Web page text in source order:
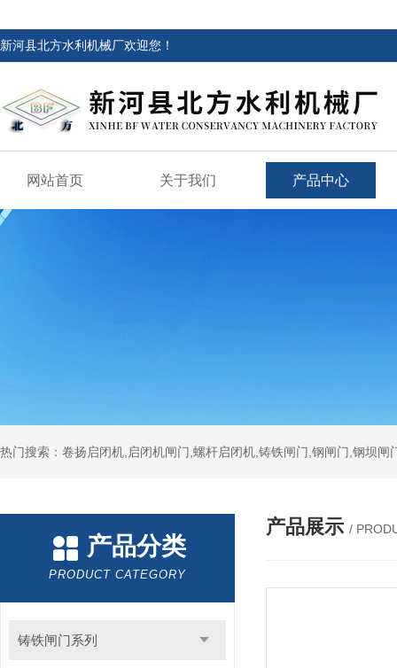
新河县北方水利机械厂欢迎您！
网站首页 关于我们 产品中心
热门搜索：卷扬启闭机,启闭机闸门,螺杆启闭机,铸铁闸门,钢闸门,钢坝
产品分类
PRODUCT CATEGORY
铸铁闸门系列
产品展示 /